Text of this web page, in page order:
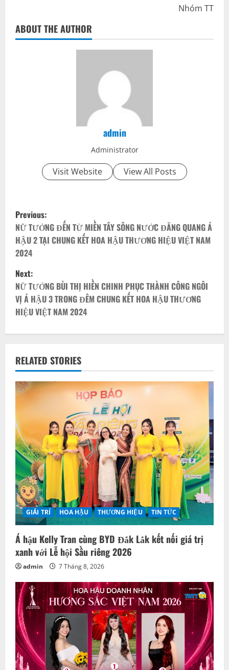
Nhóm TT
ABOUT THE AUTHOR
admin
Administrator
Visit Website View All Posts
P
o
s
t
n
a
v
i
g
a
t
i
o
n
Previous:
NỮ TƯỚNG ĐẾN TỪ MIỀN TÂY SÔNG NƯỚC ĐĂNG QUANG Á
HẬU 2 TẠI CHUNG KẾT HOA HẬU THƯƠNG HIỆU VIỆT NAM
2024
Next:
NỮ TƯỚNG BÙI THỊ HIỀN CHINH PHỤC THÀNH CÔNG NGÔI
VỊ Á HẬU 3 TRONG ĐÊM CHUNG KẾT HOA HẬU THƯƠNG
HIỆU VIỆT NAM 2024
RELATED STORIES
GIẢI TRÍ HOA HẬU THƯƠNG HIỆU TIN TỨC
Á hậu Kelly Tran cùng BYD Đắk Lắk kết nối giá trị
xanh với Lễ hội Sầu riêng 2026
admin 7 Tháng 8, 2026